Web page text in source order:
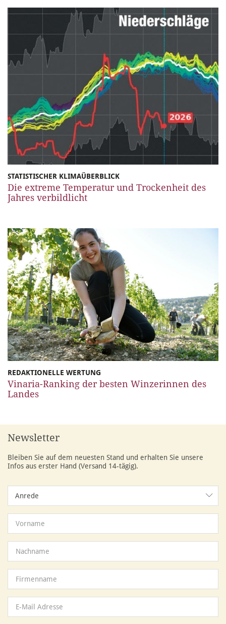
STATISTISCHER KLIMAÜBERBLICK
Die extreme Temperatur und Trockenheit des
Jahres verbildlicht
REDAKTIONELLE WERTUNG
Vinaria-Ranking der besten Winzerinnen des
Landes
Newsletter
Bleiben Sie auf dem neuesten Stand und erhalten Sie unsere
Infos aus erster Hand (Versand 14-tägig).
Anrede